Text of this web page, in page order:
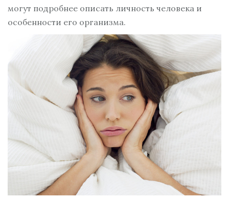
могут подробнее описать личность человека и
особенности его организма.